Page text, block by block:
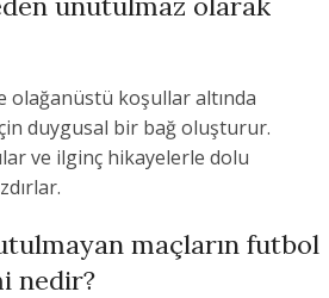
olağanüstü koşullar altında
duygusal bir bağ oluşturur.
ve ilginç hikayelerle dolu
maçların futbol
nedir?